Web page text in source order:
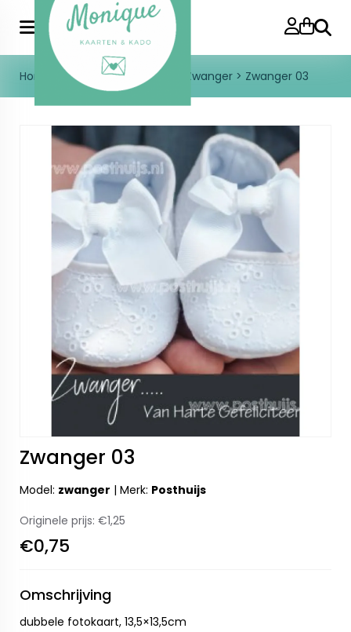
Home Kaarten>Geboorte Zwanger > Zwanger 03
Zwanger 03
Model: zwanger | Merk: Posthuijs
Originele prijs: €1,25
€0,75
Omschrijving
dubbele fotokaart, 13,5×13,5cm